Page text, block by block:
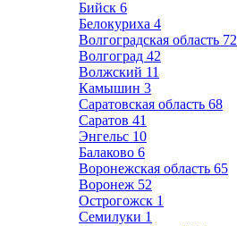
Бийск 6
Белокуриха 4
Волгоградская область 72
Волгоград 42
Волжский 11
Камышин 3
Саратовская область 68
Саратов 41
Энгельс 10
Балаково 6
Воронежская область 65
Воронеж 52
Острогожск 1
Семилуки 1